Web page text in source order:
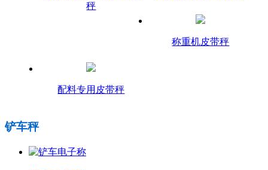
秤
称重机皮带秤
配料专用皮带秤
铲车秤